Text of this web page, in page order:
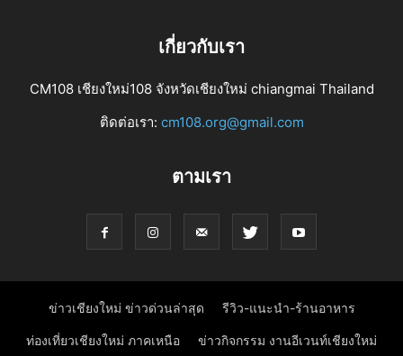
เกี่ยวกับเรา
CM108 เชียงใหม่108 จังหวัดเชียงใหม่ chiangmai Thailand
ติดต่อเรา: cm108.org@gmail.com
ตามเรา
ข่าวเชียงใหม่ ข่าวด่วนล่าสุด รีวิว-แนะนำ-ร้านอาหาร
ท่องเที่ยวเชียงใหม่ ภาคเหนือ ข่าวกิจกรรม งานอีเวนท์เชียงใหม่